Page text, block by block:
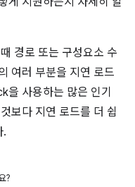
경로 또는 구성요소 수
여러 부분을 지연 로드
사용하는 많은 인기
보다 지연 로드를 더 쉽
.
?